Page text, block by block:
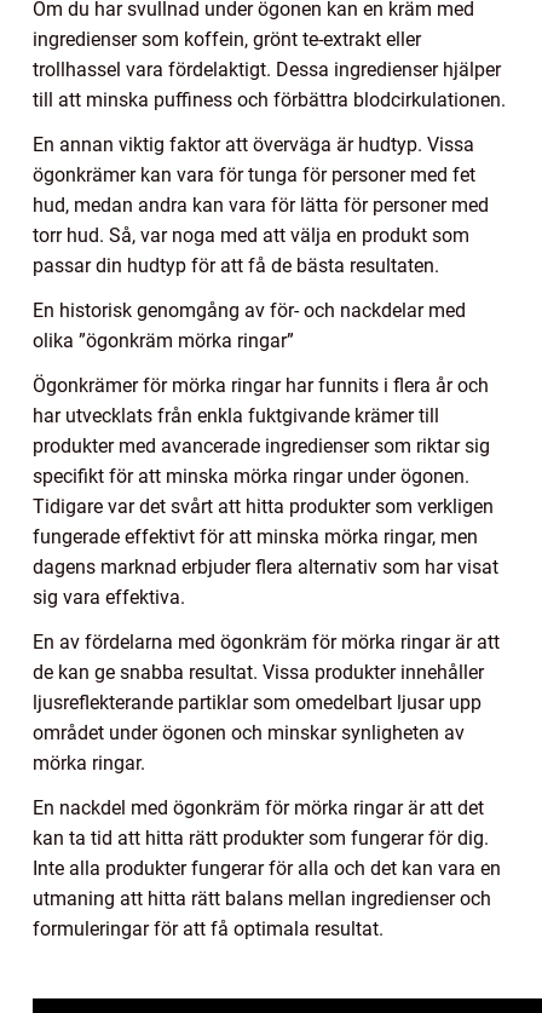
Om du har svullnad under ögonen kan en kräm med
ingredienser som koffein, grönt te-extrakt eller
trollhassel vara fördelaktigt. Dessa ingredienser hjälper
till att minska puffiness och förbättra blodcirkulationen.
En annan viktig faktor att överväga är hudtyp. Vissa
ögonkrämer kan vara för tunga för personer med fet
hud, medan andra kan vara för lätta för personer med
torr hud. Så, var noga med att välja en produkt som
passar din hudtyp för att få de bästa resultaten.
En historisk genomgång av för- och nackdelar med
olika ”ögonkräm mörka ringar”
Ögonkrämer för mörka ringar har funnits i flera år och
har utvecklats från enkla fuktgivande krämer till
produkter med avancerade ingredienser som riktar sig
specifikt för att minska mörka ringar under ögonen.
Tidigare var det svårt att hitta produkter som verkligen
fungerade effektivt för att minska mörka ringar, men
dagens marknad erbjuder flera alternativ som har visat
sig vara effektiva.
En av fördelarna med ögonkräm för mörka ringar är att
de kan ge snabba resultat. Vissa produkter innehåller
ljusreflekterande partiklar som omedelbart ljusar upp
området under ögonen och minskar synligheten av
mörka ringar.
En nackdel med ögonkräm för mörka ringar är att det
kan ta tid att hitta rätt produkter som fungerar för dig.
Inte alla produkter fungerar för alla och det kan vara en
utmaning att hitta rätt balans mellan ingredienser och
formuleringar för att få optimala resultat.